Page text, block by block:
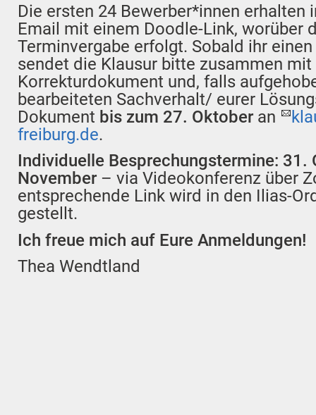
Die ersten 24 Bewerber*innen erhalten
Email mit einem Doodle-Link, worüber
Terminvergabe erfolgt. Sobald ihr
sendet die Klausur bitte zusammen mit
Korrekturdokument und, falls
bearbeiteten Sachverhalt/ eurer
Dokument bis zum 27. Oktober an
freiburg.de.
Individuelle Besprechungstermine:
November – via Videokonferenz über
entsprechende Link wird in den Ilias-
gestellt.
Ich freue mich auf Eure Anmeldungen!
Thea Wendtland